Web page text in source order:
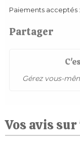
Paiements acceptés
Partager
Gérez vous-
Vos avis